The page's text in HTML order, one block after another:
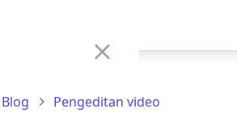
Blog Pengeditan video